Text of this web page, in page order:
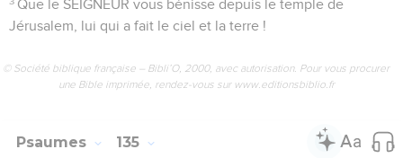
Glorifiez le Seigneur, vous tous ses
Quel bonheur, quelle douceur pour des frères d’être
C’est comme l’huile parfumée sur la tête d’Aaron, qui
descend jusqu’à sa barbe, jusqu’au bord de ses vêtements.